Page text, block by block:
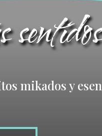
mikados y